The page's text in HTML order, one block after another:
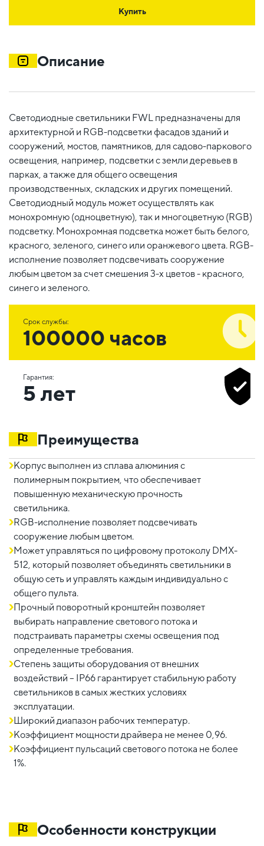
Купить
Описание
Светодиодные светильники FWL предназначены для
архитектурной и RGB-подсветки фасадов зданий и
сооружений, мостов, памятников, для садово-паркового
освещения, например, подсветки с земли деревьев в
парках, а также для общего освещения
производственных, складских и других помещений.
Светодиодный модуль может осуществлять как
монохромную (одноцветную), так и многоцветную (RGB)
подсветку. Монохромная подсветка может быть белого,
красного, зеленого, синего или оранжевого цвета. RGB-
исполнение позволяет подсвечивать сооружение
любым цветом за счет смешения 3-х цветов - красного,
синего и зеленого.
Срок службы:
100000 часов
Гарантия:
5 лет
Преимущества
Корпус выполнен из сплава алюминия с
полимерным покрытием, что обеспечивает
повышенную механическую прочность
светильника.
RGB-исполнение позволяет подсвечивать
сооружение любым цветом.
Может управляться по цифровому протоколу DMX-
512, который позволяет объединять светильники в
общую сеть и управлять каждым индивидуально с
общего пульта.
Прочный поворотный кронштейн позволяет
выбирать направление светового потока и
подстраивать параметры схемы освещения под
определенные требования.
Степень защиты оборудования от внешних
воздействий – IP66 гарантирует стабильную работу
светильников в самых жестких условиях
эксплуатации.
Широкий диапазон рабочих температур.
Коэффициент мощности драйвера не менее 0,96.
Коэффициент пульсаций светового потока не более
1%.
Особенности конструкции